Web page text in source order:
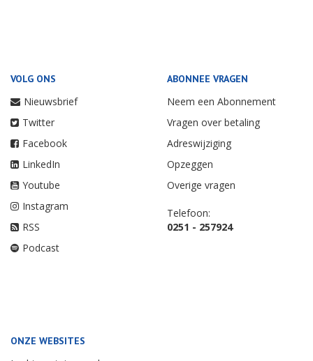
VOLG ONS
Nieuwsbrief
Twitter
Facebook
LinkedIn
Youtube
Instagram
RSS
Podcast
ABONNEE VRAGEN
Neem een Abonnement
Vragen over betaling
Adreswijziging
Opzeggen
Overige vragen
Telefoon:
0251 - 257924
ONZE WEBSITES